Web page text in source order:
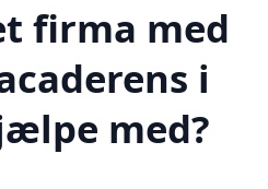
firma med
i
med?